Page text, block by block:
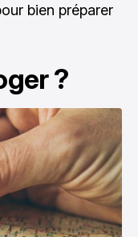
bien préparer
?